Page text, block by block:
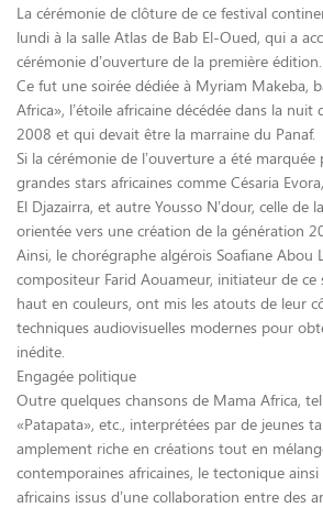
La cérémonie de clôture de ce festival
lundi à la salle Atlas de Bab El-Oued, qui a
cérémonie d’ouverture de la première édition.
Ce fut une soirée dédiée à Myriam Makeba,
Africa», l’étoile africaine décédée dans la
2008 et qui devait être la marraine du Panaf.
Si la cérémonie de l’ouverture a été marquée
grandes stars africaines comme Césaria
El Djazairra, et autre Yousso N’dour, celle de
orientée vers une création de la génération
Ainsi, le chorégraphe algérois Soafiane Abou
compositeur Farid Aouameur, initiateur de ce
haut en couleurs, ont mis les atouts de leur
techniques audiovisuelles modernes pour
inédite.
Engagée politique
Outre quelques chansons de Mama Africa,
«Patapata», etc., interprétées par de jeunes
amplement riche en créations tout en
contemporaines africaines, le tectonique
africains issus d’une collaboration entre des